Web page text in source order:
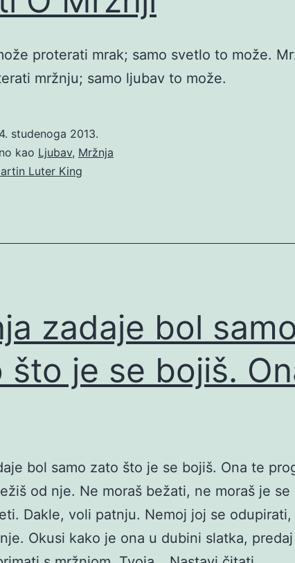
proterati mrak; samo svetlo to može.
mržnju; samo ljubav to može.
studenoga 2013.
kao Ljubav, Mržnja
Luter King
zadaje bol
što je se bojiš.
bol samo zato što je se bojiš. Ona te
od nje. Ne moraš bežati, ne moraš je se
Dakle, voli patnju. Nemoj joj se odupirati,
Okusi kako je ona u dubini slatka,